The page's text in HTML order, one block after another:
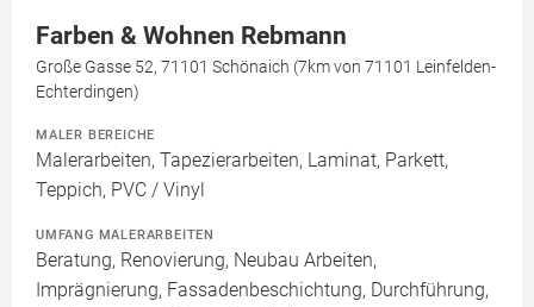
Farben & Wohnen Rebmann
Große Gasse 52, 71101 Schönaich (7km von 71101 Leinfelden-
Echterdingen)
MALER BEREICHE
Malerarbeiten, Tapezierarbeiten, Laminat, Parkett,
Teppich, PVC / Vinyl
UMFANG MALERARBEITEN
Beratung, Renovierung, Neubau Arbeiten,
Imprägnierung, Fassadenbeschichtung, Durchführung,